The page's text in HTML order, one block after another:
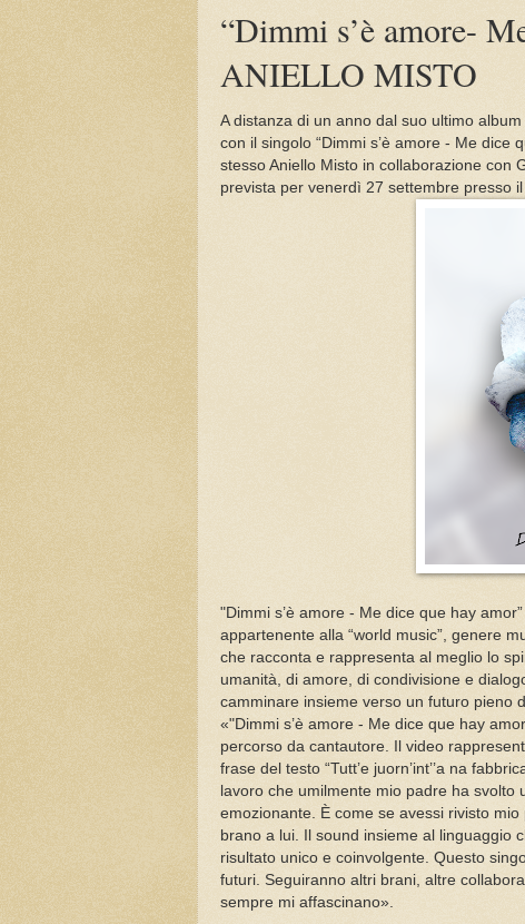
“Dimmi s’è amore-
ANIELLO MISTO
A distanza di un anno dal suo ultimo
con il singolo “Dimmi s’è amore - Me dice
stesso Aniello Misto in collaborazione con
prevista per venerdì 27 settembre presso
"Dimmi s’è amore - Me dice que hay
appartenente alla “world music”, genere
che racconta e rappresenta al meglio lo
umanità, di amore, di condivisione e
camminare insieme verso un futuro pieno
«"Dimmi s’è amore - Me dice que hay
percorso da cantautore. Il video
frase del testo “Tutt’e juorn’int’’a na
lavoro che umilmente mio padre ha
emozionante. È come se avessi rivisto
brano a lui. Il sound insieme al linguaggio
risultato unico e coinvolgente. Questo
futuri. Seguiranno altri brani, altre
sempre mi affascinano».